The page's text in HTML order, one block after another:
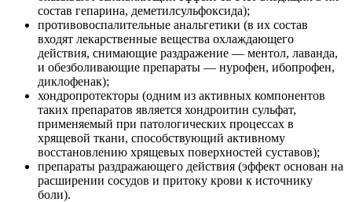
состав гепарина, деметилсульфоксида);
противовоспалительные анальгетики (в их состав
входят лекарственные вещества охлаждающего
действия, снимающие раздражение — ментол, лаванда,
и обезболивающие препараты — нурофен, ибопрофен,
диклофенак);
хондропротекторы (одним из активных компонентов
таких препаратов является хондроитин сульфат,
применяемый при патологических процессах в
хрящевой ткани, способствующий активному
восстановлению хрящевых поверхностей суставов);
препараты раздражающего действия (эффект основан на
расширении сосудов и притоку крови к источнику
боли).